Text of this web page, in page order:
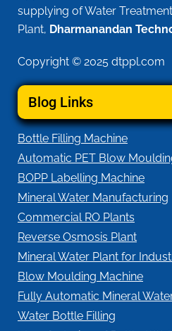
supplying of Water
Plant, Dharmanandan
Copyright © 2025 dtppl.com
Blog Links
Bottle Filling Machine
Automatic PET Blow
BOPP Labelling Machine
Mineral Water Manufacturing
Commercial RO Plants
Reverse Osmosis Plant
Mineral Water Plant for
Blow Moulding Machine
Fully Automatic Mineral
Water Bottle Filling